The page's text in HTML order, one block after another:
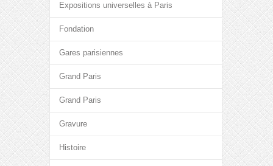
Expositions universelles à Paris
Fondation
Gares parisiennes
Grand Paris
Grand Paris
Gravure
Histoire